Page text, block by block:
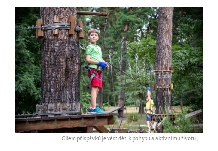
Cílem příspěvků je vést děti k pohybu a aktivnímu životu ,...